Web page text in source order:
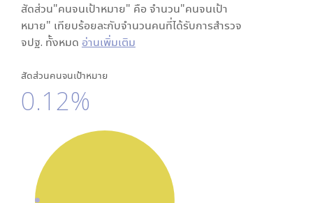
สัดส่วน"คนจนเป้าหมาย" คือ จำนวน"คนจนเป้า
หมาย" เทียบร้อยละกับจำนวนคนที่ได้รับการสำรวจ
จปฐ. ทั้งหมด อ่านเพิ่มเติม
สัดส่วนคนจนเป้าหมาย
0.12%